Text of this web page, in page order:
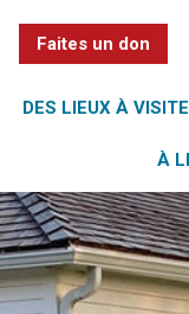
Faites un don
DES LIEUX À
À